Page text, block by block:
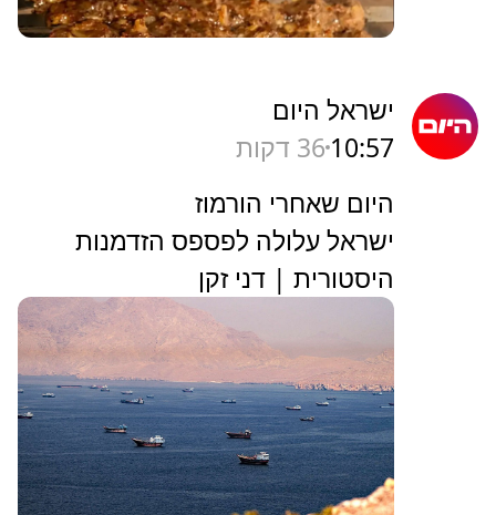
ישראל היום
10:57 36 דקות
היום שאחרי הורמוז
ישראל עלולה לפספס הזדמנות
היסטורית | דני זקן